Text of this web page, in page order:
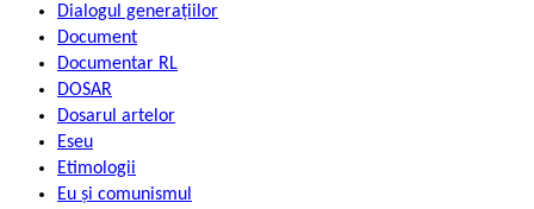
Dialogul generațiilor
Document
Documentar RL
DOSAR
Dosarul artelor
Eseu
Etimologii
Eu și comunismul